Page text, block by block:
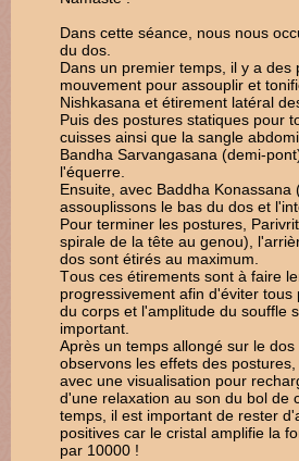
Dans cette séance, nous nous
du dos.
Dans un premier temps, il y a des
mouvement pour assouplir et
Nishkasana et étirement latéral
Puis des postures statiques pour
cuisses ainsi que la sangle
Bandha Sarvangasana (demi-
l'équerre.
Ensuite, avec Baddha Konassana
assouplissons le bas du dos et
Pour terminer les postures,
spirale de la tête au genou),
dos sont étirés au maximum.
Tous ces étirements sont à faire
progressivement afin d'éviter
du corps et l'amplitude du souffle
important.
Après un temps allongé sur le
observons les effets des
avec une visualisation pour
d'une relaxation au son du bol de
temps, il est important de rester
positives car le cristal amplifie la
par 10000 !